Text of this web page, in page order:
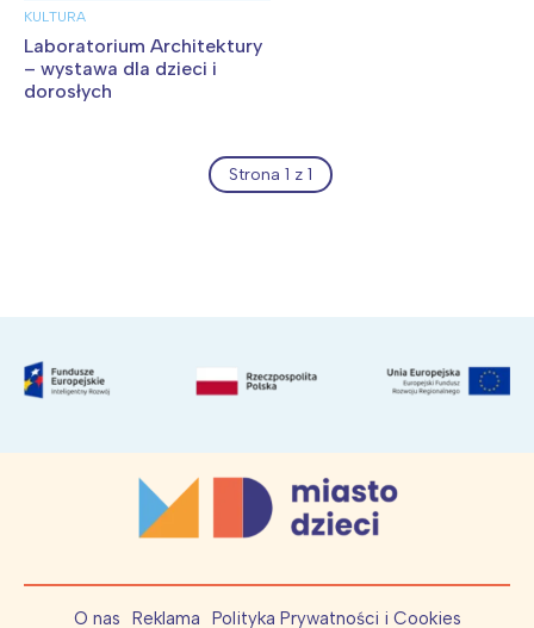
KULTURA
Laboratorium Architektury
– wystawa dla dzieci i
dorosłych
Strona 1 z 1
O nas Reklama Polityka Prywatności i Cookies